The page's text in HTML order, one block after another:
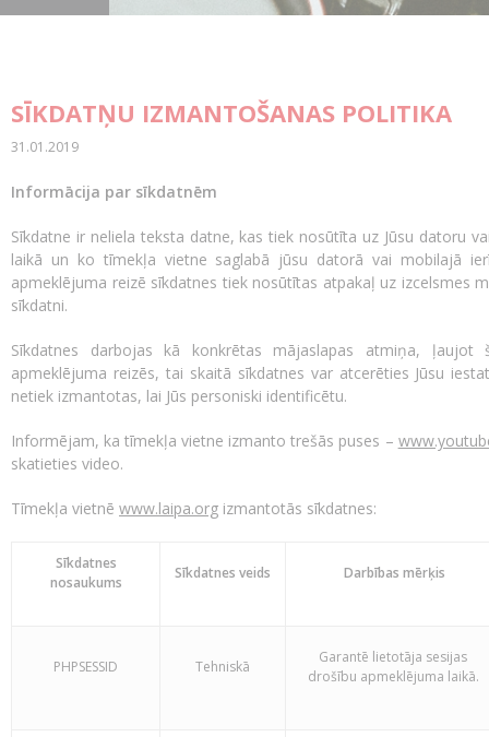
SĪKDATŅU IZMANTOŠANAS POLITIKA
31.01.2019
Informācija par sīkdatnēm
Sīkdatne ir neliela teksta datne, kas tiek nosūtīta uz Jūsu datoru
laikā un ko tīmekļa vietne saglabā jūsu datorā vai mobilajā
apmeklējuma reizē sīkdatnes tiek nosūtītas atpakaļ uz izcelsmes
sīkdatni.
Sīkdatnes darbojas kā konkrētas mājaslapas atmiņa, ļaujot
apmeklējuma reizēs, tai skaitā sīkdatnes var atcerēties Jūsu
netiek izmantotas, lai Jūs personiski identificētu.
Informējam, ka tīmekļa vietne izmanto trešās puses –
skatieties video.
Tīmekļa vietnē www.laipa.org izmantotās sīkdatnes:
Sīkdatnes
nosaukums
Sīkdatnes veids Darbības mērķis
PHPSESSID Tehniskā
Garantē lietotāja sesijas
drošību apmeklējuma laikā.